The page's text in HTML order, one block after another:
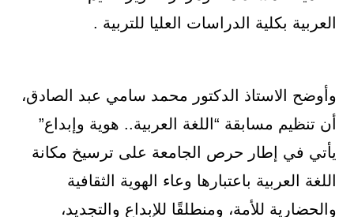
العربية بكلية الدراسات العليا للتربية .
وأوضح الاستاذ الدكتور محمد سامي عبد الصادق،
أن تنظيم مسابقة “اللغة العربية.. هوية وإبداع”
يأتي في إطار حرص الجامعة على ترسيخ مكانة
اللغة العربية باعتبارها وعاء الهوية الثقافية
والحضارية للأمة، ومنطلقًا للإبداع والتجديد،